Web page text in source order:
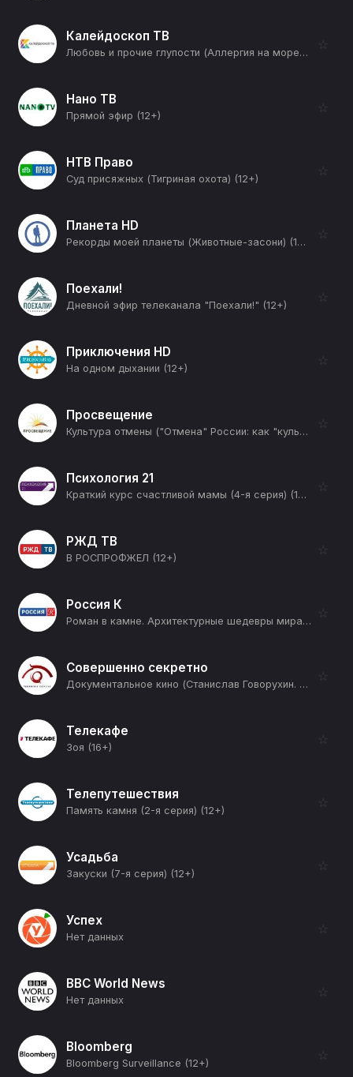
Калейдоскоп ТВ
Любовь и прочие глупости (Аллергия на морепродукты) (12+)
☆
Нано ТВ
Прямой эфир (12+)
☆
НТВ Право
Суд присяжных (Тигриная охота) (12+)
☆
Планета HD
Рекорды моей планеты (Животные-засони) (12+)
☆
Поехали!
Дневной эфир телеканала "Поехали!" (12+)
☆
Приключения HD
На одном дыхании (12+)
☆
Просвещение
Культура отмены ("Отмена" России: как "культуру отмены" впервые в истории применили против целого государства) (12+)
☆
Психология 21
Краткий курс счастливой мамы (4-я серия) (12+)
☆
РЖД ТВ
В РОСПРОФЖЕЛ (12+)
☆
Россия К
Роман в камне. Архитектурные шедевры мира (Бийск. Усадьба Ассановых) (12+)
☆
Совершенно секретно
Документальное кино (Станислав Говорухин. Профессия-режиссер) (12+)
☆
Телекафе
Зоя (16+)
☆
Телепутешествия
Память камня (2-я серия) (12+)
☆
Усадьба
Закуски (7-я серия) (12+)
☆
Успех
Нет данных
☆
BBC World News
Нет данных
☆
Bloomberg
Bloomberg Surveillance (12+)
☆